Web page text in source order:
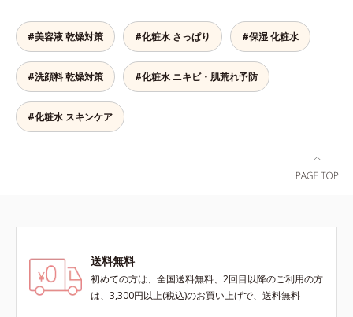
にうるおいを与え、うるおいに満ち
たハリツヤ肌へ導く保湿成分
方に皮膚刺激がおきないというわけ
ではありません※敏感肌対象パッチ
テスト済（すべての人に皮膚刺激が
おきないというわけではありませ
引き起こしていることがわかりまし
た。そこでオルビス ブライト シリ
ーズは「メラニンにじみ」に着目し
て「高圧処理ビタミンC(*7)」を採
用。肌奥(*6)まで浸透し、シミやソ
バカスの原因となるメラニンの生成
を食い止めます。またオルビス独自
効成分と速効性と持続性、2種の保
サポート。全方位ケアのアプローチ
によって、肌本来の輝きを生かして
澄み渡る、輝き透明肌を叶えます。
透明感のなさなどの「面」での透明
感を阻害する原因を引き起こしてい
ることがわかりました。そこでオル
ビス ブライト シリーズは「メラニ
ンにじみ」に着目して「高圧処理ビ
またオルビス独自成分の「ブライト
VCコンプレックス(*8)」が、透明感
みずみずしさをサポートするため
透明感を包括的にサポート。全方位
ケアのアプローチによって、肌本来
#美容液 乾燥対策 #化粧水 さっぱり #保湿 化粧水
#洗顔料 乾燥対策 #化粧水 ニキビ・肌荒れ予防
#化粧水 スキンケア
送料無料
初めての方は、全国送料無料、2回目以降のご利用の方
は、3,300円以上(税込)のお買い上げで、送料無料